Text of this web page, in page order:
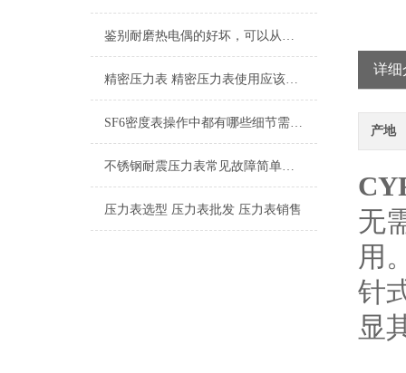
鉴别耐磨热电偶的好坏，可以从这五个点入手
精密压力表 精密压力表使用应该注意的6个方面
SF6密度表操作中都有哪些细节需要引起我们重视的
不锈钢耐震压力表常见故障简单分析，本文了解
压力表选型 压力表批发 压力表销售
详细
产地
无
用
针
显